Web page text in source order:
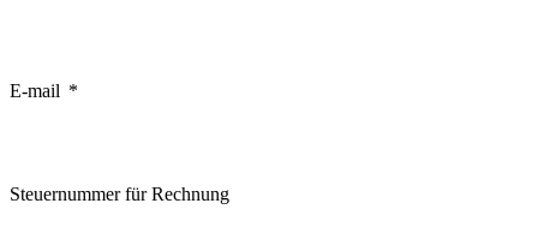
E-mail
Steuernummer für Rechnung